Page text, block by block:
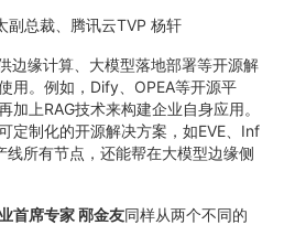
副总裁、腾讯云TVP 杨轩
边缘计算、大模型落地部署等开源解
用。例如，Dify、OPEA等开源平
加上RAG技术来构建企业自身应用。
定制化的开源解决方案，如EVE、Inf
所有节点，还能帮在大模型边缘侧
首席专家 邴金友同样从两个不同的